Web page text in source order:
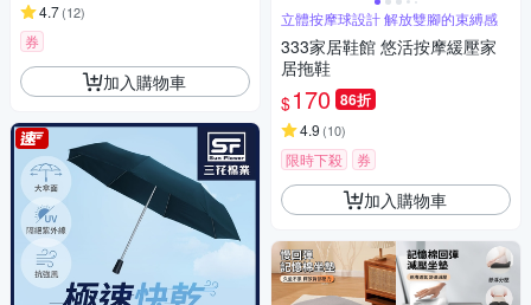
4.7(12)
券
加入購物車
立體按摩球設計 解放雙腳的束縛感
333家居鞋館 悠活按摩緩壓家
居拖鞋
$170 86折
4.9 (10)
限時下殺 券
加入購物車